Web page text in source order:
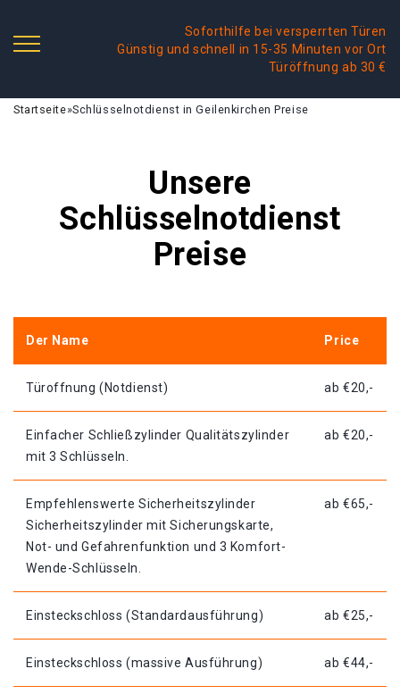
Soforthilfe bei versperrten Türen
Günstig und schnell in 15-35 Minuten vor Ort
Türöffnung ab 30 €
Startseite»Schlüsselnotdienst in Geilenkirchen Preise
Unsere
Schlüsselnotdienst
Preise
Der Name Price
Türoffnung (Notdienst) ab €20,-
Einfacher Schließzylinder Qualitätszylinder
mit 3 Schlüsseln.
ab €20,-
Empfehlenswerte Sicherheitszylinder
Sicherheitszylinder mit Sicherungskarte,
Not- und Gefahrenfunktion und 3 Komfort-
Wende-Schlüsseln.
ab €65,-
Einsteckschloss (Standardausführung) ab €25,-
Einsteckschloss (massive Ausführung) ab €44,-